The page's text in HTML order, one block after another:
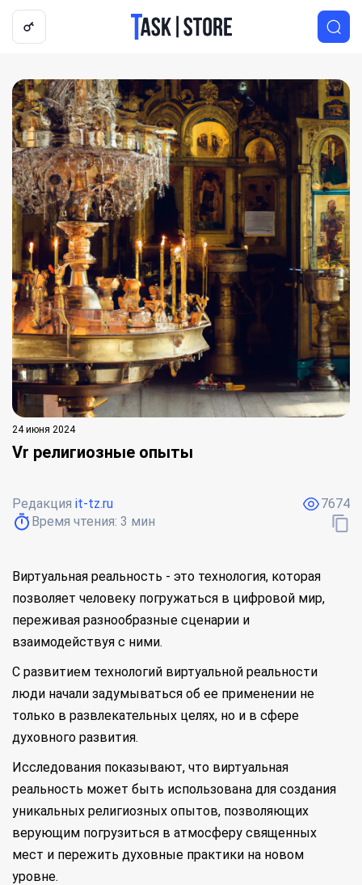
Логотип
24 июня 2024
Vr религиозные опыты
Редакция it-tz.ru
Время чтения: 3 мин
7674
Виртуальная реальность - это технология, которая
позволяет человеку погружаться в цифровой мир,
переживая разнообразные сценарии и
взаимодействуя с ними.
С развитием технологий виртуальной реальности
люди начали задумываться об ее применении не
только в развлекательных целях, но и в сфере
духовного развития.
Исследования показывают, что виртуальная
реальность может быть использована для создания
уникальных религиозных опытов, позволяющих
верующим погрузиться в атмосферу священных
мест и пережить духовные практики на новом
уровне.